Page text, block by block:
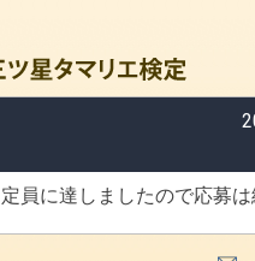
定員に達しましたので応募は